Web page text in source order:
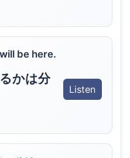
be here.
かは分
Listen